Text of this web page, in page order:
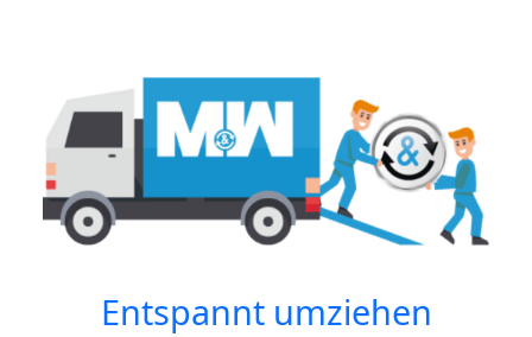
Entspannt umziehen